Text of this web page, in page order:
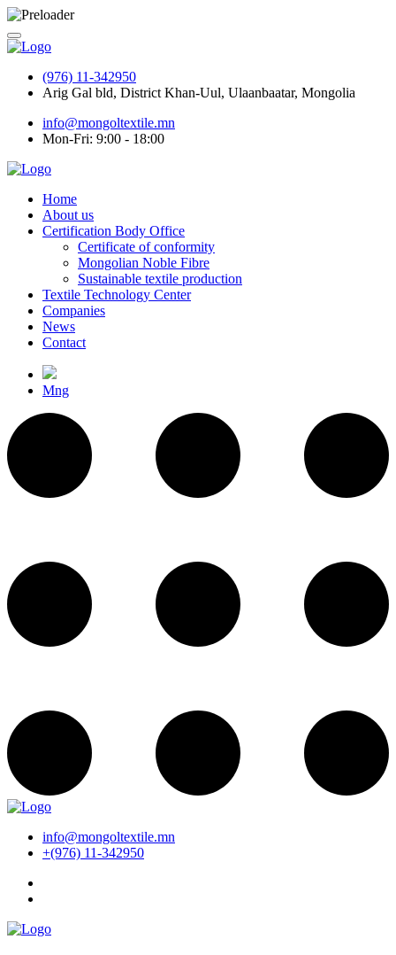
(976) 11-342950
Arig Gal bld, District Khan-Uul, Ulaanbaatar, Mongolia
info@mongoltextile.mn
Mon-Fri: 9:00 - 18:00
Home
About us
Certification Body Office
Certificate of conformity
Mongolian Noble Fibre
Sustainable textile production
Textile Technology Center
Companies
News
Contact
Mng
info@mongoltextile.mn
+(976) 11-342950